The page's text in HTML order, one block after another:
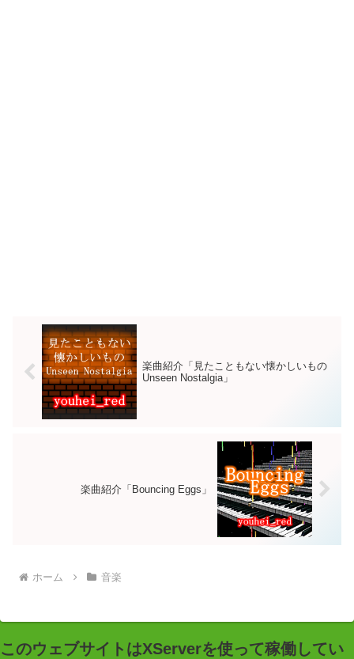
楽曲紹介「見たこともない懐かしいもの
Unseen Nostalgia」
楽曲紹介「Bouncing Eggs」
ホーム 音楽
このウェブサイトはXServerを使って稼働してい